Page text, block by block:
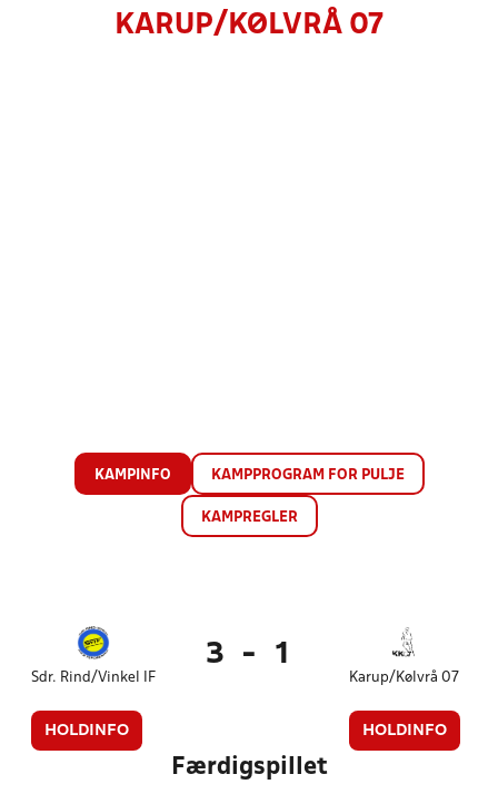
KARUP/KØLVRÅ 07
KAMPINFO KAMPPROGRAM FOR PULJE
KAMPREGLER
Sdr. Rind/Vinkel IF
HOLDINFO
3 - 1
Karup/Kølvrå 07
HOLDINFO
Færdigspillet